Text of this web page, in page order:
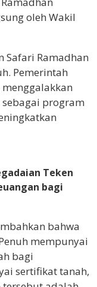
oleh Wakil
Safari Ramadhan
Pemerintah
menggalakkan
program
Teken
bagi
bahwa
mempunyai
bagi
sertifikat tanah,